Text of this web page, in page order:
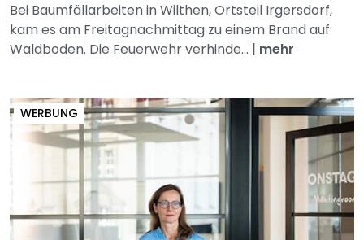
Bei Baumfällarbeiten in Wilthen, Ortsteil Irgersdorf,
kam es am Freitagnachmittag zu einem Brand auf
Waldboden. Die Feuerwehr verhinde... | mehr
WERBUNG